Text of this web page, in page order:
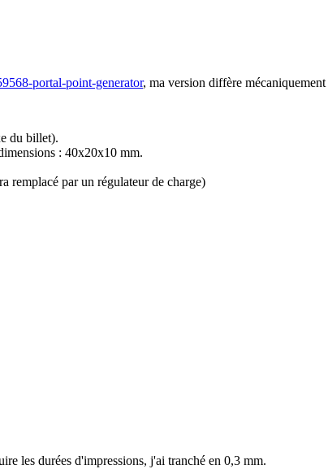
portal-point-generator, ma version diffère mécaniquement
du billet).
: 40x20x10 mm.
remplacé par un régulateur de charge)
les durées d'impressions, j'ai tranché en 0,3 mm.